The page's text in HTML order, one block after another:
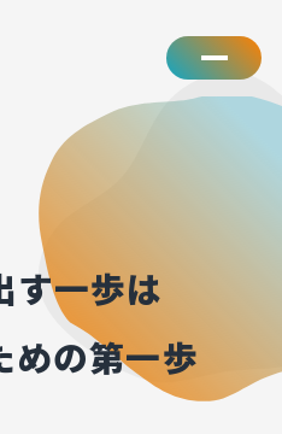
す一歩は
めの第一歩